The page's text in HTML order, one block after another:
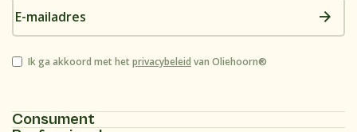
mailadres
Instemming
Ik ga akkoord met hetprivacybeleid van Oliehoorn®
Consument